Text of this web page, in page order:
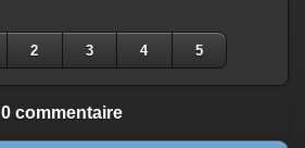
2 3 4 5
0 commentaire